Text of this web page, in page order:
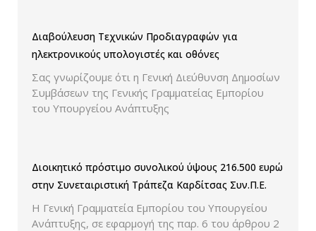
Διαβούλευση Τεχνικών Προδιαγραφών για
ηλεκτρονικούς υπολογιστές και οθόνες
Σας γνωρίζουμε ότι η Γενική Διεύθυνση Δημοσίων
Συμβάσεων της Γενικής Γραμματείας Εμπορίου
του Υπουργείου Ανάπτυξης
Διοικητικό πρόστιμο συνολικού ύψους 216.500 ευρώ
στην Συνεταιριστική Τράπεζα Καρδίτσας Συν.Π.Ε.
Η Γενική Γραμματεία Εμπορίου του Υπουργείου
Ανάπτυξης, σε εφαρμογή της παρ. 6 του άρθρου 2